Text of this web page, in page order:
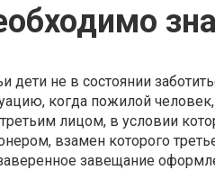
дети не в состоянии
когда пожилой
лицом, в условии
взамен которого
завещание